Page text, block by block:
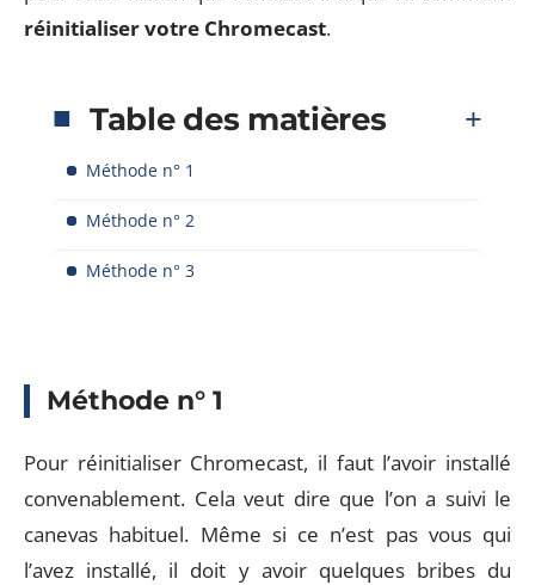
réinitialiser votre Chromecast.
Table des matières
Méthode n° 1
Méthode n° 2
Méthode n° 3
Méthode n° 1
Pour réinitialiser Chromecast, il faut l’avoir installé
convenablement. Cela veut dire que l’on a suivi le
canevas habituel. Même si ce n’est pas vous qui
l’avez installé, il doit y avoir quelques bribes du